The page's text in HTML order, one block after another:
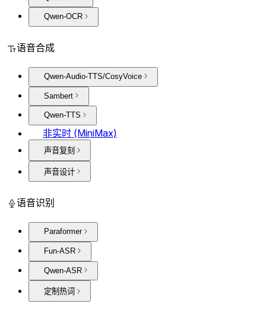
Qwen-OCR
语音合成
Qwen-Audio-TTS/CosyVoice
Sambert
Qwen-TTS
非实时 (MiniMax)
声音复刻
声音设计
语音识别
Paraformer
Fun-ASR
Qwen-ASR
定制热词